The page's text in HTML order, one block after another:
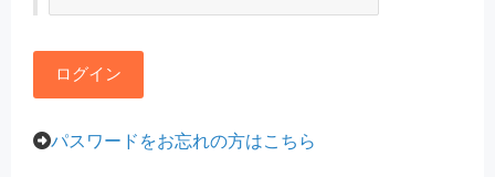
パスワードをお忘れの方はこちら